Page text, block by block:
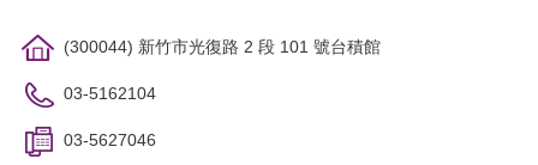
(300044) 新竹市光復路 2 段 101 號台積館
03-5162104
03-5627046